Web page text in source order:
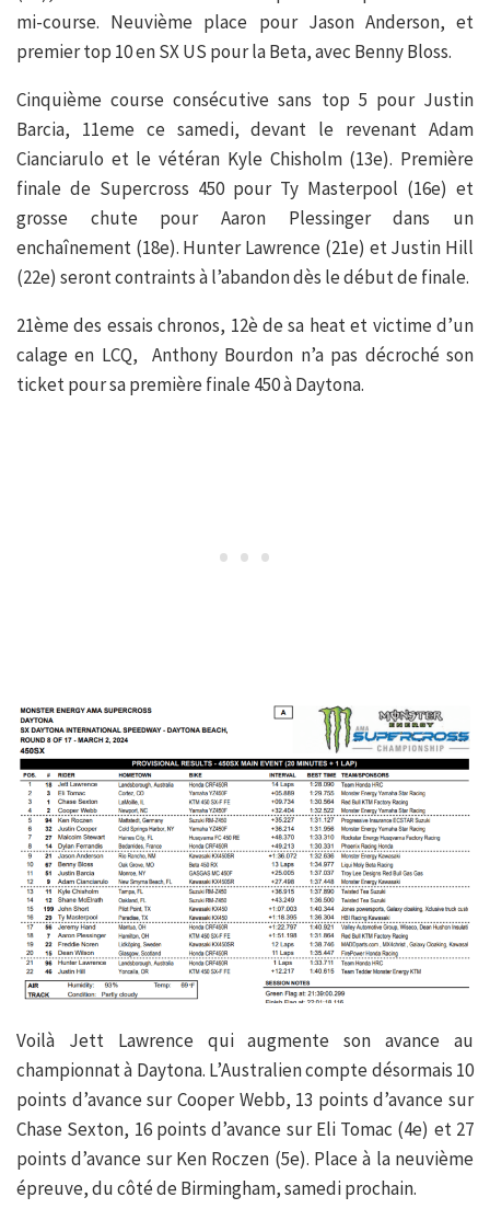
mi-course. Neuvième place pour Jason Anderson, et
premier top 10 en SX US pour la Beta, avec Benny Bloss.
Cinquième course consécutive sans top 5 pour Justin
Barcia, 11eme ce samedi, devant le revenant Adam
Cianciarulo et le vétéran Kyle Chisholm (13e). Première
finale de Supercross 450 pour Ty Masterpool (16e) et
grosse chute pour Aaron Plessinger dans un
enchaînement (18e). Hunter Lawrence (21e) et Justin Hill
(22e) seront contraints à l’abandon dès le début de finale.
21ème des essais chronos, 12è de sa heat et victime d’un
calage en LCQ, Anthony Bourdon n’a pas décroché son
ticket pour sa première finale 450 à Daytona.
Voilà Jett Lawrence qui augmente son avance au
championnat à Daytona. L’Australien compte désormais 10
points d’avance sur Cooper Webb, 13 points d’avance sur
Chase Sexton, 16 points d’avance sur Eli Tomac (4e) et 27
points d’avance sur Ken Roczen (5e). Place à la neuvième
épreuve, du côté de Birmingham, samedi prochain.